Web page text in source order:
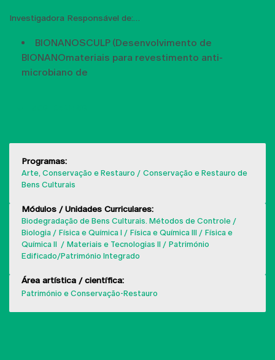
Investigadora Responsável de:
BIONANOSCULP (Desenvolvimento de
BIONANOmateriais para revestimento anti-
microbiano de
Programas:
Arte, Conservação e Restauro
Conservação e Restauro de
Bens Culturais
Módulos / Unidades Curriculares:
Biodegradação de Bens Culturais. Métodos de Controle
Biologia
Física e Química I Física e Química III
Física e
Química II
Materiais e Tecnologias II
Património
Edificado/Património Integrado
Área artística / científica:
Património e Conservação-Restauro